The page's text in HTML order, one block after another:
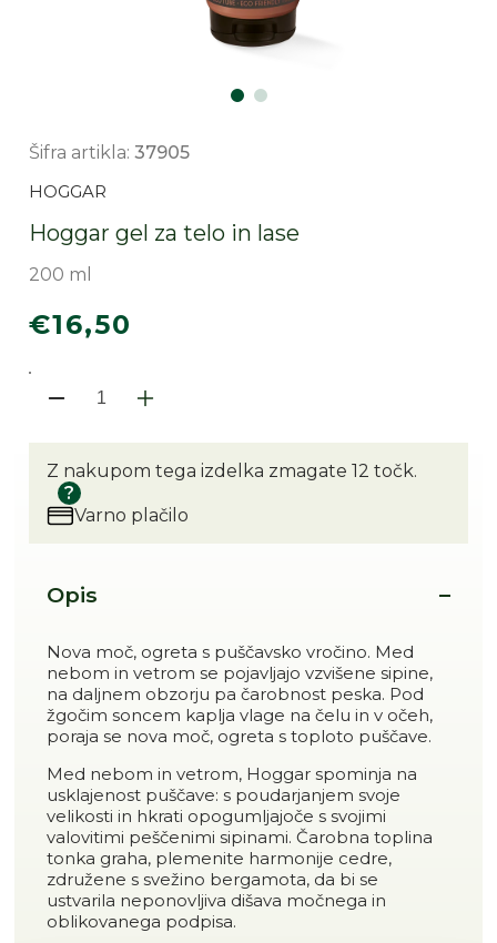
Šifra artikla: 37905
HOGGAR
Hoggar gel za telo in lase
200 ml
Redna
cena
€16,50
Pomanjšaš količino za
Povečaj količino za
Z nakupom tega izdelka zmagate 12 točk.
Varno plačilo
Opis
Nova moč, ogreta s puščavsko vročino. Med
nebom in vetrom se pojavljajo vzvišene sipine,
na daljnem obzorju pa čarobnost peska. Pod
žgočim soncem kaplja vlage na čelu in v očeh,
poraja se nova moč, ogreta s toploto puščave.
Med nebom in vetrom, Hoggar spominja na
usklajenost puščave: s poudarjanjem svoje
velikosti in hkrati opogumljajoče s svojimi
valovitimi peščenimi sipinami. Čarobna toplina
tonka graha, plemenite harmonije cedre,
združene s svežino bergamota, da bi se
ustvarila neponovljiva dišava močnega in
oblikovanega podpisa.